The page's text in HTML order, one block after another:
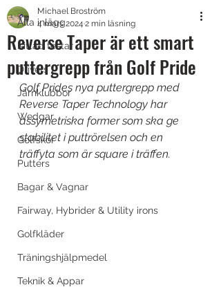
Alla inlägg
Kittad testar
Drivers
Järnklubbor
Wedgar
Golfskor
Putters
Bagar & Vagnar
Fairway, Hybrider & Utility irons
Golfkläder
Träningshjälpmedel
Teknik & Appar
Reverse Taper är ett smart
puttergrepp från Golf Pride
Michael Broström
4 mars 2024 2 min läsning
Golf Prides nya puttergrepp med
Reverse Taper Technology har
assymetriska former som ska ge
stabilitet i puttrörelsen och en
träffyta som är square i träffen.